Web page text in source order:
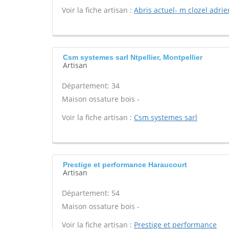
Voir la fiche artisan : Abris actuel- m clozel
Csm systemes sarl Ntpellier, Montpellier
Artisan
Département: 34
Maison ossature bois -
Voir la fiche artisan : Csm systemes sarl
Prestige et performance Haraucourt
Artisan
Département: 54
Maison ossature bois -
Voir la fiche artisan : Prestige et performance